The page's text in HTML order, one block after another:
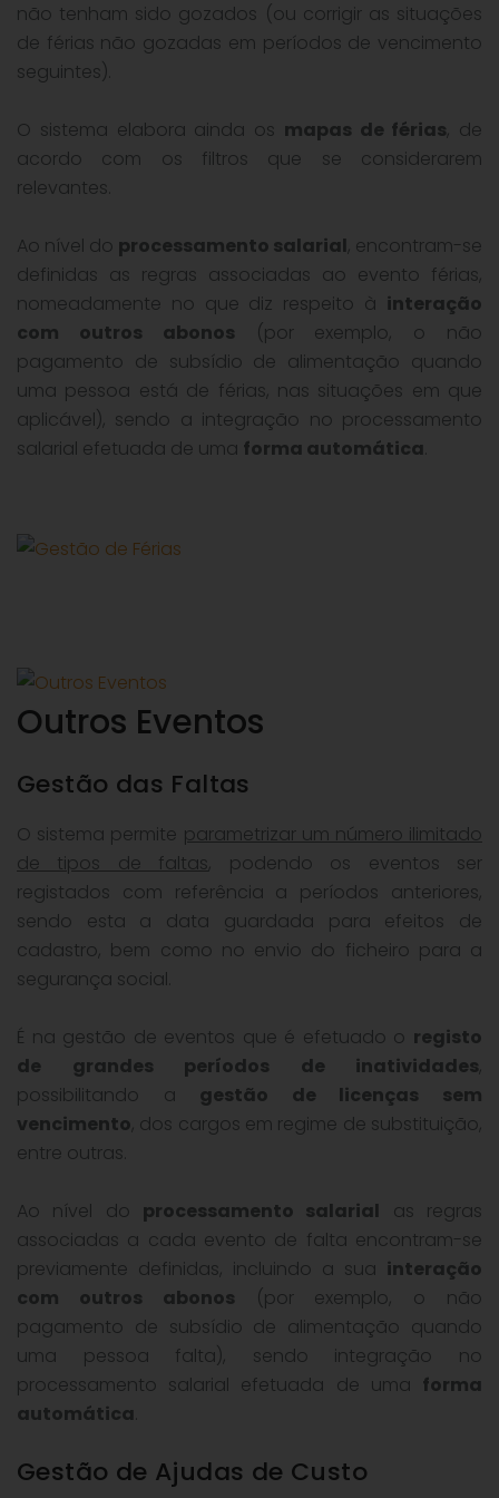
não tenham sido gozados (ou corrigir as situações
de férias não gozadas em períodos de vencimento
seguintes).
O sistema elabora ainda os mapas de férias, de
acordo com os filtros que se considerarem
relevantes.
Ao nível do processamento salarial, encontram-se
definidas as regras associadas ao evento férias,
nomeadamente no que diz respeito à interação
com outros abonos (por exemplo, o não
pagamento de subsídio de alimentação quando
uma pessoa está de férias, nas situações em que
aplicável), sendo a integração no processamento
salarial efetuada de uma forma automática
Outros Eventos
Gestão das Faltas
O sistema permite parametrizar um número ilimitado
de tipos de faltas, podendo os eventos ser
registados com referência a períodos anteriores,
sendo esta a data guardada para efeitos de
cadastro, bem como no envio do ficheiro para a
segurança social.
É na gestão de eventos que é efetuado o registo
de grandes períodos de inatividades,
possibilitando a gestão de licenças sem
vencimento, dos cargos em regime de substituição,
entre outras.
Ao nível do processamento salarial
as regras
associadas a cada evento de falta encontram-se
previamente definidas, incluindo a sua interação
com outros abonos (por exemplo, o não
pagamento de subsídio de alimentação quando
uma pessoa falta), sendo integração no
processamento salarial efetuada de uma forma
automática
Gestão de Ajudas de Custo